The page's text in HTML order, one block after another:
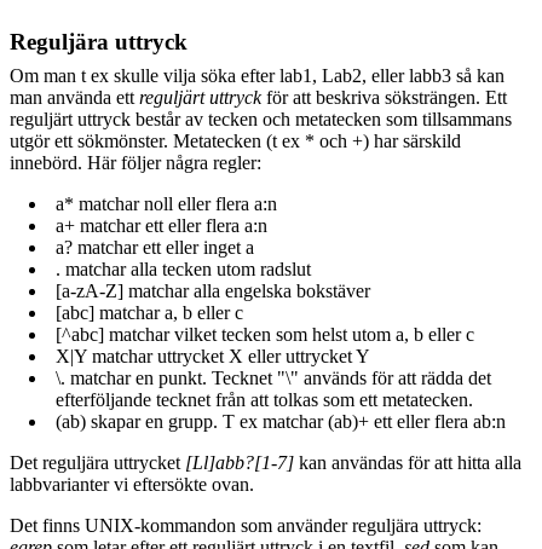
Reguljära uttryck
Om man t ex skulle vilja söka efter lab1, Lab2, eller labb3 så kan
man använda ett reguljärt uttryckför att beskriva söksträngen. Ett
reguljärt uttryck består av tecken och metatecken som tillsammans
utgör ett sökmönster. Metatecken (t ex * och +) har särskild
innebörd. Här följer några regler:
a* matchar noll eller flera a:n
a+ matchar ett eller flera a:n
a? matchar ett eller inget a
. matchar alla tecken utom radslut
[a-zA-Z] matchar alla engelska bokstäver
[abc] matchar a, b eller c
[^abc] matchar vilket tecken som helst utom a, b eller c
X|Y matchar uttrycket X eller uttrycket Y
\. matchar en punkt. Tecknet "\" används för att rädda det
efterföljande tecknet från att tolkas som ett metatecken.
(ab) skapar en grupp. T ex matchar (ab)+ ett eller flera ab:n
Det reguljära uttrycket [Ll]abb?[1-7] kan användas för att hitta alla
labbvarianter vi eftersökte ovan.
Det finns UNIX-kommandon som använder reguljära uttryck: